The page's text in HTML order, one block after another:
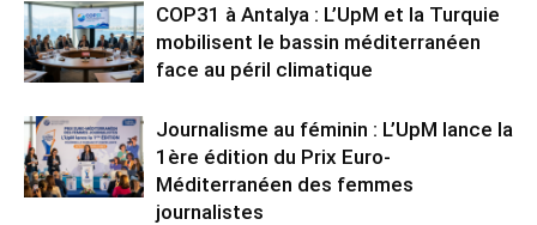
COP31 à Antalya : L’UpM et la Turquie
mobilisent le bassin méditerranéen
face au péril climatique
Journalisme au féminin : L’UpM lance la
1ère édition du Prix Euro-
Méditerranéen des femmes
journalistes